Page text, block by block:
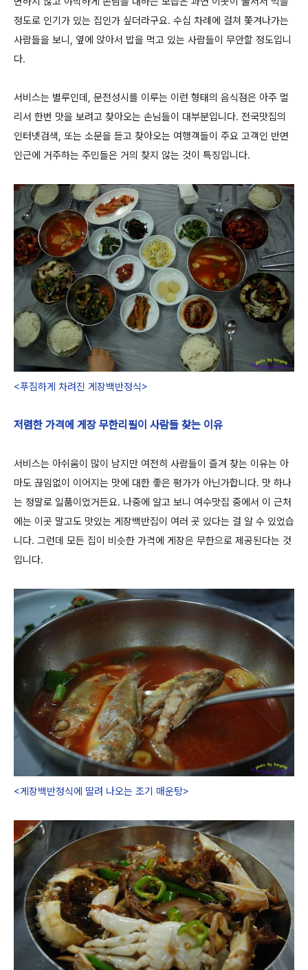
정도로 인기가 있는 집인가 싶더라구요. 수십 차례에 걸쳐 쫓겨나가는
사람들을 보니, 옆에 앉아서 밥을 먹고 있는 사람들이 무안할 정도입니
다.
서비스는 별루인데, 문전성시를 이루는 이런 형태의 음식점은 아주 멀
리서 한번 맛을 보려고 찾아오는 손님들이 대부분입니다. 전국맛집의
인터넷검색, 또는 소문을 듣고 찾아오는 여행객들이 주요 고객인 반면
인근에 거주하는 주민들은 거의 찾지 않는 것이 특징입니다.
<푸짐하게 차려진 게장백반정식>
저렴한 가격에 게장 무한리필이 사람들 찾는 이유
서비스는 아쉬움이 많이 남지만 여전히 사람들이 즐겨 찾는 이유는 아
마도 끊임없이 이어지는 맛에 대한 좋은 평가가 아닌가합니다. 맛 하나
는 정말로 일품이었거든요. 나중에 알고 보니 여수맛집 중에서 이 근처
에는 이곳 말고도 맛있는 게장백반집이 여러 곳 있다는 걸 알 수 있었습
니다. 그런데 모든 집이 비슷한 가격에 게장은 무한으로 제공된다는 것
입니다.
<게장백반정식에 딸려 나오는 조기 매운탕>